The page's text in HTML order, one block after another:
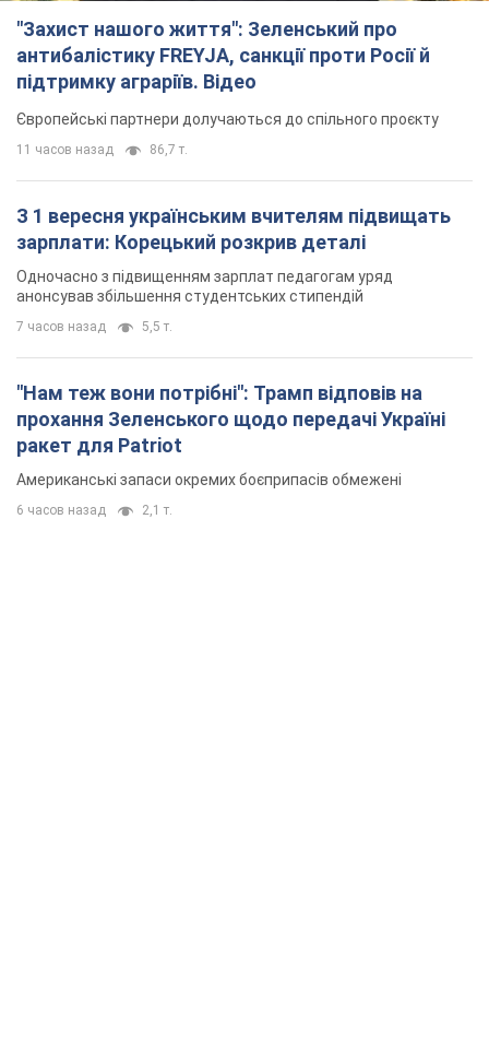
"Захист нашого життя": Зеленський про
антибалістику FREYJA, санкції проти Росії й
підтримку аграріїв. Відео
Європейські партнери долучаються до спільного проєкту
11 часов назад 86,7 т.
З 1 вересня українським вчителям підвищать
зарплати: Корецький розкрив деталі
Одночасно з підвищенням зарплат педагогам уряд
анонсував збільшення студентських стипендій
7 часов назад 5,5 т.
"Нам теж вони потрібні": Трамп відповів на
прохання Зеленського щодо передачі Україні
ракет для Patriot
Американські запаси окремих боєприпасів обмежені
6 часов назад 2,1 т.